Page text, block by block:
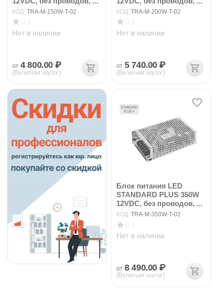
КОД: TRA-M-150W-T-02
Нет в наличии
от 4 800.00 ₽
(Включая налог)
КОД: TRA-M-200W-T-02
Нет в наличии
от 5 740.00 ₽
(Включая налог)
Блок питания LED
STANDARD PLUS 350W
12VDC, без проводов, ...
КОД: TRA-M-350W-T-02
Нет в наличии
от 8 490.00 ₽
(Включая налог)